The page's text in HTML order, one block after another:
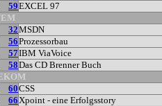
59EXCEL 97
32MSDN
56Prozessorbau
57IBM ViaVoice
58Das CD Brenner Buch
60CSS
66Xpoint - eine Erfolgsstory